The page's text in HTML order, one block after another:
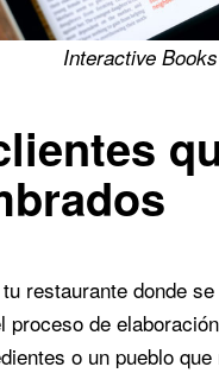
Interactive Books
restaurante donde
proceso de
o un pueblo